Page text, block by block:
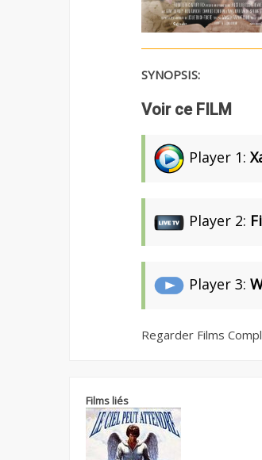
SYNOPSIS:
Voir ce FILM
Player 1:
Player 2:
Player 3:
Regarder Films
Films liés